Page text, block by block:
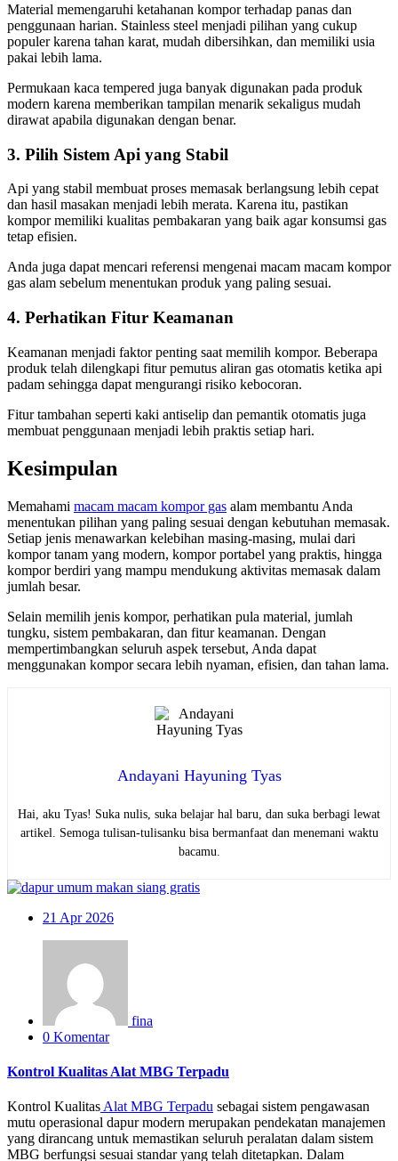
Material memengaruhi ketahanan kompor terhadap panas dan
penggunaan harian. Stainless steel menjadi pilihan yang cukup
populer karena tahan karat, mudah dibersihkan, dan memiliki usia
pakai lebih lama.
Permukaan kaca tempered juga banyak digunakan pada produk
modern karena memberikan tampilan menarik sekaligus mudah
dirawat apabila digunakan dengan benar.
3. Pilih Sistem Api yang Stabil
Api yang stabil membuat proses memasak berlangsung lebih cepat
dan hasil masakan menjadi lebih merata. Karena itu, pastikan
kompor memiliki kualitas pembakaran yang baik agar konsumsi gas
tetap efisien.
Anda juga dapat mencari referensi mengenai macam macam kompor
gas alam sebelum menentukan produk yang paling sesuai.
4. Perhatikan Fitur Keamanan
Keamanan menjadi faktor penting saat memilih kompor. Beberapa
produk telah dilengkapi fitur pemutus aliran gas otomatis ketika api
padam sehingga dapat mengurangi risiko kebocoran.
Fitur tambahan seperti kaki antiselip dan pemantik otomatis juga
membuat penggunaan menjadi lebih praktis setiap hari.
Kesimpulan
Memahami macam macam kompor gas alam membantu Anda
menentukan pilihan yang paling sesuai dengan kebutuhan memasak.
Setiap jenis menawarkan kelebihan masing-masing, mulai dari
kompor tanam yang modern, kompor portabel yang praktis, hingga
kompor berdiri yang mampu mendukung aktivitas memasak dalam
jumlah besar.
Selain memilih jenis kompor, perhatikan pula material, jumlah
tungku, sistem pembakaran, dan fitur keamanan. Dengan
mempertimbangkan seluruh aspek tersebut, Anda dapat
menggunakan kompor secara lebih nyaman, efisien, dan tahan lama.
Andayani Hayuning Tyas
Hai, aku Tyas! Suka nulis, suka belajar hal baru, dan suka berbagi lewat
artikel. Semoga tulisan-tulisanku bisa bermanfaat dan menemani waktu
bacamu.
21 Apr 2026
fina
0 Komentar
Kontrol Kualitas Alat MBG Terpadu
Kontrol Kualitas Alat MBG Terpadu sebagai sistem pengawasan
mutu operasional dapur modern merupakan pendekatan manajemen
yang dirancang untuk memastikan seluruh peralatan dalam sistem
MBG berfungsi sesuai standar yang telah ditetapkan. Dalam